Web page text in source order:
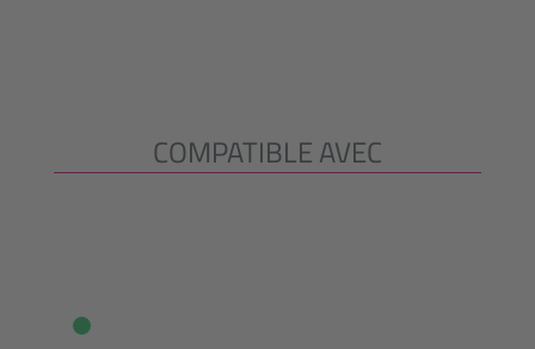
Ignorer la galerie de produits
COMPATIBLE AVEC